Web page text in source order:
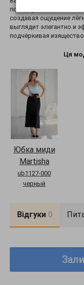
посадку, позволяя юбке
создавая ощущение
выглядит элегантно и
подчёркивая
Ця
Юбка миди
Martisha
ub1127-000
черный
Відгуки 0